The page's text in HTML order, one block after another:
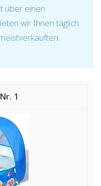
über einen
wir Ihnen täglich
1